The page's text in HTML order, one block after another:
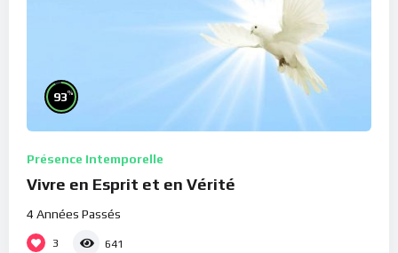
93%
Présence Intemporelle
Vivre en Esprit et en Vérité
4 Années Passés
3 641